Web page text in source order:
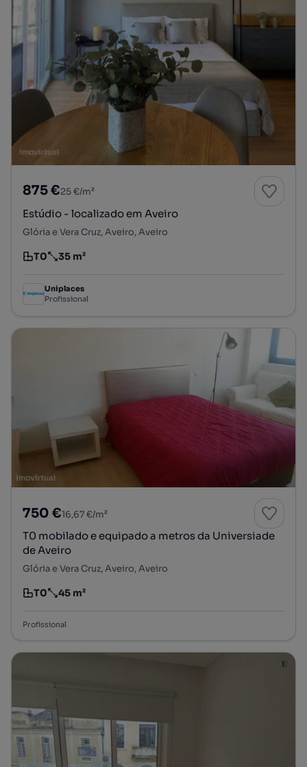
875 €25 €/m²
Estúdio - localizado em Aveiro
Glória e Vera Cruz, Aveiro, Aveiro
Tipologia
T0
Preço por metro quadrado
35 m²
Uniplaces
Profissional
750 €16,67 €/m²
T0 mobilado e equipado a metros da Universiade
de Aveiro
Glória e Vera Cruz, Aveiro, Aveiro
Tipologia
T0
Preço por metro quadrado
45 m²
Profissional